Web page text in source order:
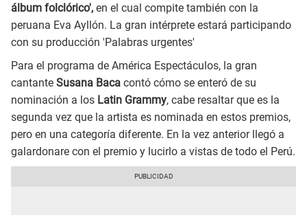
álbum folclórico', en el cual compite también con la
peruana Eva Ayllón. La gran intérprete estará participando
con su producción 'Palabras urgentes'
Para el programa de América Espectáculos, la gran
cantante Susana Baca contó cómo se enteró de su
nominación a los Latin Grammy, cabe resaltar que es la
segunda vez que la artista es nominada en estos premios,
pero en una categoría diferente. En la vez anterior llegó a
galardonare con el premio y lucirlo a vistas de todo el Perú.